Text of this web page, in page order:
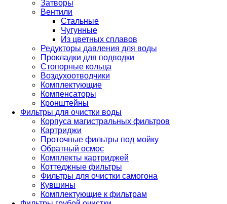
Затворы
Вентили
Стальные
Чугунные
Из цветных сплавов
Редукторы давления для воды
Прокладки для подводки
Стопорные кольца
Воздухоотводчики
Комплектующие
Компенсаторы
Кронштейны
Фильтры для очистки воды
Корпуса магистральных фильтров
Картриджи
Проточные фильтры под мойку
Обратный осмос
Комплекты картриджей
Коттеджные фильтры
Фильтры для очистки самогона
Кувшины
Комплектующие к фильтрам